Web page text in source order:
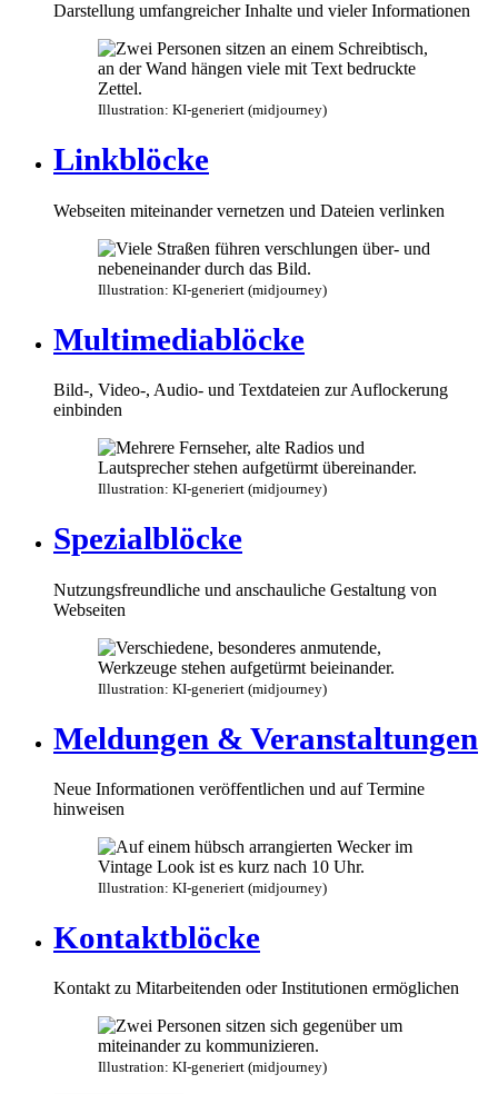
Darstellung umfangreicher Inhalte und vieler Informationen
Illustration: KI-generiert (midjourney)
Linkblöcke
Webseiten miteinander vernetzen und Dateien verlinken
Illustration: KI-generiert (midjourney)
Multimediablöcke
Bild-, Video-, Audio- und Textdateien zur Auflockerung
einbinden
Illustration: KI-generiert (midjourney)
Spezialblöcke
Nutzungsfreundliche und anschauliche Gestaltung von
Webseiten
Illustration: KI-generiert (midjourney)
Meldungen & Veranstaltungen
Neue Informationen veröffentlichen und auf Termine
hinweisen
Illustration: KI-generiert (midjourney)
Kontaktblöcke
Kontakt zu Mitarbeitenden oder Institutionen ermöglichen
Illustration: KI-generiert (midjourney)